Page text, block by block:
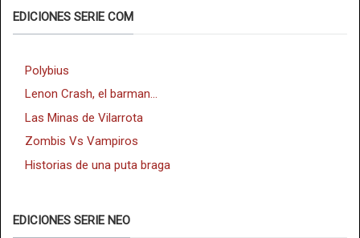
EDICIONES SERIE COM
Polybius
Lenon Crash, el barman...
Las Minas de Vilarrota
Zombis Vs Vampiros
Historias de una puta braga
EDICIONES SERIE NEO